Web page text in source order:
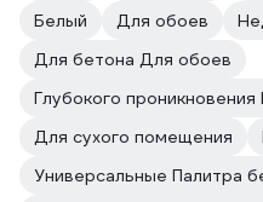
Белый
Для обоев
Для бетона Для обоев
Глубокого
Для сухого помещения
Универсальные Палитра